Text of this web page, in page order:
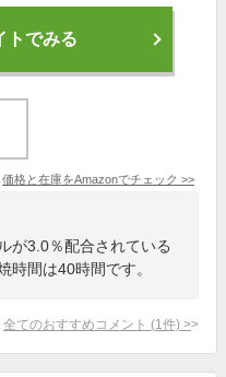
トでみる
価格と在庫をAmazonでチェック >>
が3.0％配合されている
時間は40時間です。
全てのおすすめコメント (1 件) >